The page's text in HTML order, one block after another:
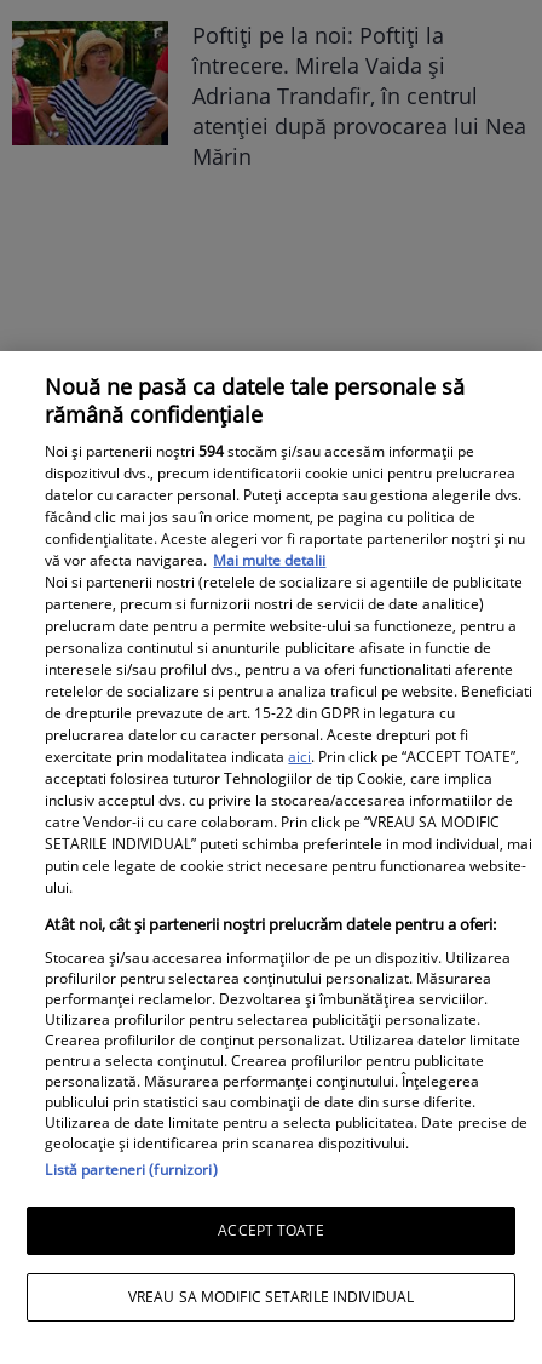
Poftiți pe la noi: Poftiți la
întrecere. Mirela Vaida și
Adriana Trandafir, în centrul
atenției după provocarea lui Nea
Mărin
Daniela Nane, dezvăluiri după
despărțirea de Octavian Ene. Cum se
simte actrița: „Nu simt nicio lipsă”
Nouă ne pasă ca datele tale personale să
rămână confidențiale
Noi și partenerii noștri594stocăm și/sau accesăm informații pe
dispozitivul dvs., precum identificatorii cookie unici pentru prelucrarea
datelor cu caracter personal. Puteți accepta sau gestiona alegerile dvs.
făcând clic mai jos sau în orice moment, pe pagina cu politica de
confidențialitate. Aceste alegeri vor fi raportate partenerilor noștri și nu
vă vor afecta navigarea. Mai multe detalii
Noi si partenerii nostri (retelele de socializare si agentiile de publicitate
partenere, precum si furnizorii nostri de servicii de date analitice)
prelucram date pentru a permite website-ului sa functioneze, pentru a
personaliza continutul si anunturile publicitare afisate in functie de
interesele si/sau profilul dvs., pentru a va oferi functionalitati aferente
retelelor de socializare si pentru a analiza traficul pe website. Beneficiati
de drepturile prevazute de art. 15-22 din GDPR in legatura cu
prelucrarea datelor cu caracter personal. Aceste drepturi pot fi
exercitate prin modalitatea indicataaici. Prin click pe “ACCEPT TOATE”,
acceptati folosirea tuturor Tehnologiilor de tip Cookie, care implica
inclusiv acceptul dvs. cu privire la stocarea/accesarea informatiilor de
catre Vendor-ii cu care colaboram. Prin click pe “VREAU SA MODIFIC
SETARILE INDIVIDUAL” puteti schimba preferintele in mod individual, mai
putin cele legate de cookie strict necesare pentru functionarea website-
ului.
Atât noi, cât și partenerii noștri prelucrăm datele pentru a oferi:
Stocarea și/sau accesarea informațiilor de pe un dispozitiv. Utilizarea
profilurilor pentru selectarea conținutului personalizat. Măsurarea
performanței reclamelor. Dezvoltarea și îmbunătățirea serviciilor.
Utilizarea profilurilor pentru selectarea publicității personalizate.
Crearea profilurilor de conținut personalizat. Utilizarea datelor limitate
pentru a selecta conținutul. Crearea profilurilor pentru publicitate
personalizată. Măsurarea performanței conținutului. Înțelegerea
publicului prin statistici sau combinații de date din surse diferite.
Utilizarea de date limitate pentru a selecta publicitatea. Date precise de
geolocație și identificarea prin scanarea dispozitivului.
Listă parteneri (furnizori)
ACCEPT TOATE
VREAU SA MODIFIC SETARILE INDIVIDUAL